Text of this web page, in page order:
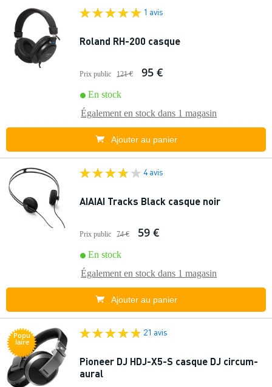
1 avis
Roland RH-200 casque
Prix public 121 € 95 €
En stock
Également en stock dans 1 magasin
Ajouter au panier
4 avis
AIAIAI Tracks Black casque noir
Prix public 74 € 59 €
En stock
Également en stock dans 1 magasin
Ajouter au panier
Popu
laire
21 avis
Pioneer DJ HDJ-X5-S casque DJ circum-
aural